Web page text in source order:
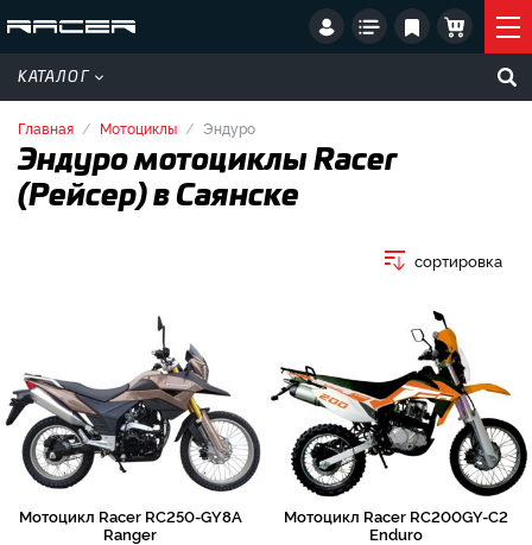
КАТАЛОГ
Главная Мотоциклы Эндуро
Эндуро мотоциклы Racer
(Рейсер) в Саянске
сортировка
Мотоцикл Racer RC250-GY8A
Ranger
Мотоцикл Racer RC200GY-C2
Enduro